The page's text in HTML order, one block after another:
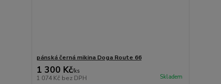
pánská černá mikina Doga Route 66
1 300 Kč/ks
1 074 Kč bez DPH Skladem